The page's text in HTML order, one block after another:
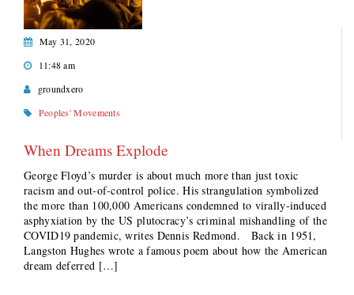
May 31, 2020
11:48 am
groundxero
Peoples' Movements
When Dreams Explode
George Floyd’s murder is about much more than just toxic
racism and out-of-control police. His strangulation symbolized
the more than 100,000 Americans condemned to virally-induced
asphyxiation by the US plutocracy’s criminal mishandling of the
COVID19 pandemic, writes Dennis Redmond. Back in 1951,
Langston Hughes wrote a famous poem about how the American
dream deferred […]